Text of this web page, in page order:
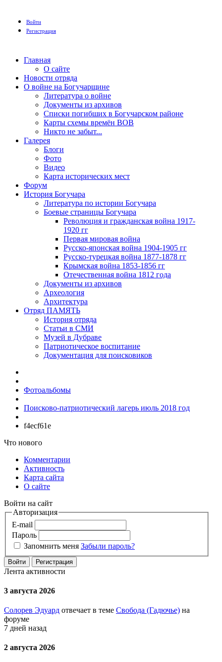
Войти
Регистрация
Главная
О сайте
Новости отряда
О войне на Богучарщине
Литература о войне
Документы из архивов
Списки погибших в Богучарском районе
Карты схемы времён ВОВ
Никто не забыт...
Галерея
Блоги
Фото
Видео
Карта исторических мест
Форум
История Богучара
Литература по истории Богучара
Боевые страницы Богучара
Революция и гражданская война 1917-
1920 гг
Первая мировая война
Русско-японская война 1904-1905 гг
Русско-турецкая война 1877-1878 гг
Крымская война 1853-1856 гг
Отечественная война 1812 года
Документы из архивов
Археология
Архитектура
Отряд ПАМЯТЬ
История отряда
Статьи в СМИ
Музей в Дубраве
Патриотическое воспитание
Документация для поисковиков
Фотоальбомы
Поисково-патриотический лагерь июль 2018 год
f4ecf61e
Что нового
Комментарии
Активность
Карта сайта
О сайте
Войти на сайт
Авторизация
E-mail
Пароль
Запомнить меня Забыли пароль?
Войти Регистрация
Лента активности
3 августа 2026
Солорев Эдуард отвечает в теме Свобода (Гадючье) на
форуме
7 дней назад
2 августа 2026